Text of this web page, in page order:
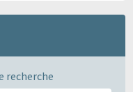
recherche